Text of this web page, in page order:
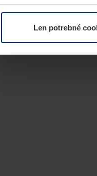
alebo odvolať vo
Len potrebné